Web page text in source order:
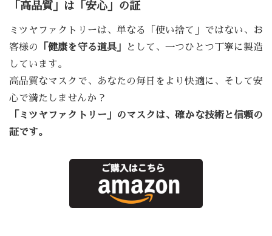
「高品質」は「安心」の証
ミツヤファクトリーは、単なる「使い捨て」ではない、お
客様の
「健康を守る道具」
として、一つひとつ丁寧に製造
しています。
高品質なマスクで、あなたの毎日をより快適に、そして安
心で満たしませんか？
「ミツヤファクトリー」のマスクは、確かな技術と信頼の
証です。